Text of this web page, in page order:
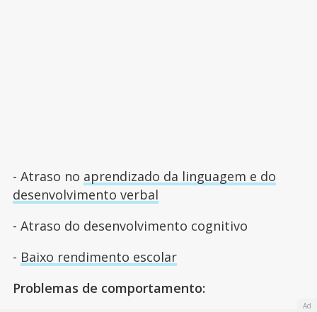
- Atraso no aprendizado da linguagem e do
desenvolvimento verbal
- Atraso do desenvolvimento cognitivo
- Baixo rendimento escolar
Problemas de comportamento:
Ad